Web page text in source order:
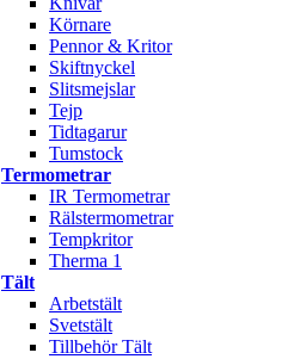
Körnare
Pennor & Kritor
Skiftnyckel
Slitsmejslar
Tejp
Tidtagarur
Tumstock
Termometrar
IR Termometrar
Rälstermometrar
Tempkritor
Therma 1
Tält
Arbetstält
Svetstält
Tillbehör Tält